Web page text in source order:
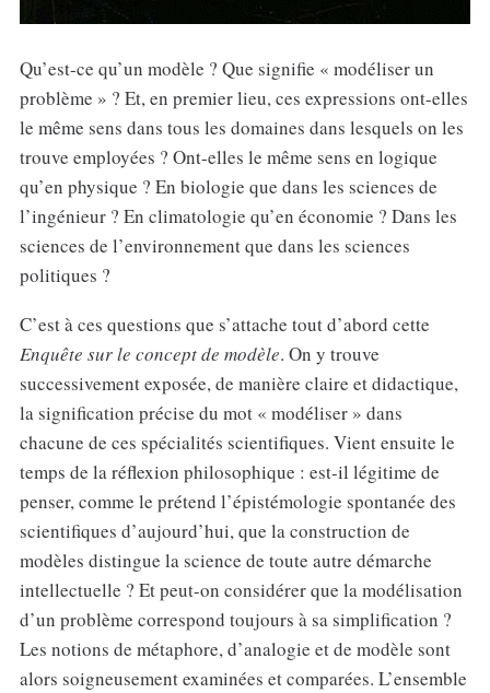
Qu’est-ce qu’un modèle ? Que signifie « modéliser un
problème » ? Et, en premier lieu, ces expressions ont-elles
le même sens dans tous les domaines dans lesquels on les
trouve employées ? Ont-elles le même sens en logique
qu’en physique ? En biologie que dans les sciences de
l’ingénieur ? En climatologie qu’en économie ? Dans les
sciences de l’environnement que dans les sciences
politiques ?
C’est à ces questions que s’attache tout d’abord cette
Enquête sur le concept de modèle. On y trouve
successivement exposée, de manière claire et didactique,
la signification précise du mot « modéliser » dans
chacune de ces spécialités scientifiques. Vient ensuite le
temps de la réflexion philosophique : est-il légitime de
penser, comme le prétend l’épistémologie spontanée des
scientifiques d’aujourd’hui, que la construction de
modèles distingue la science de toute autre démarche
intellectuelle ? Et peut-on considérer que la modélisation
d’un problème correspond toujours à sa simplification ?
Les notions de métaphore, d’analogie et de modèle sont
alors soigneusement examinées et comparées. L’ensemble